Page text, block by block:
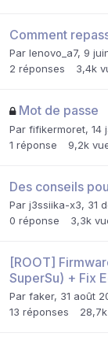
Comment
Par lenovo_a7, 9
2 réponses 3,4k
Mot de passe
Par fifikermoret, 14
1 réponse 9,2k
Des conseils
Par j3ssiika-x3, 31
0 réponse 3,3k
[ROOT]
SuperSu) + Fix
Par faker, 31 août
13 réponses 28,7k